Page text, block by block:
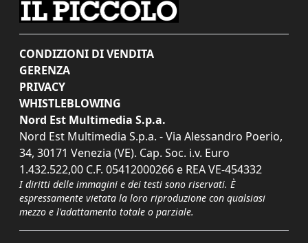
CONDIZIONI DI VENDITA
GERENZA
PRIVACY
WHISTLEBLOWING
Nord Est Multimedia S.p.a.
Nord Est Multimedia S.p.a. - Via Alessandro Poerio,
34, 30171 Venezia (VE). Cap. Soc. i.v. Euro
1.432.522,00 C.F. 05412000266 e REA VE-454332
I diritti delle immagini e dei testi sono riservati. È
espressamente vietata la loro riproduzione con qualsiasi
mezzo e l'adattamento totale o parziale.